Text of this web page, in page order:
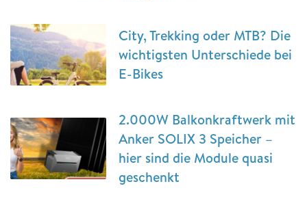
City, Trekking oder MTB? Die
wichtigsten Unterschiede bei
E-Bikes
2.000W Balkonkraftwerk mit
Anker SOLIX 3 Speicher –
hier sind die Module quasi
geschenkt